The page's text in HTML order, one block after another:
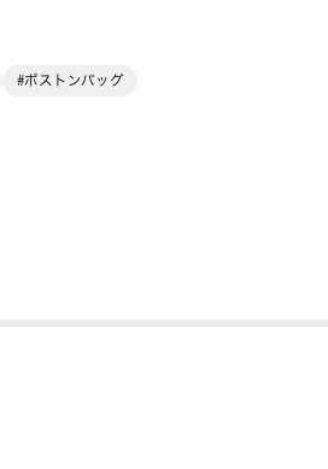
#ボストンバッグ